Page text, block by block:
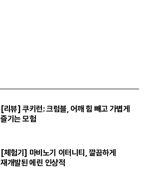
[리뷰] 쿠키런: 크럼블, 어깨 힘 빼고 가볍게
즐기는 모험
[체험기] 마비노기 이터니티, 깔끔하게
재개발된 에린 인상적